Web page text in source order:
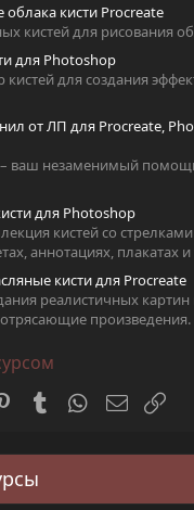
кисти Procreate
кистей для рисования
для Photoshop
для создания
от ЛП для Procreate,
– ваш незаменимый
для Photoshop
кистей со
аннотациях, плакатах и
кисти для Procreate
реалистичных
произведения.
PinterestTumblrWhatsApp